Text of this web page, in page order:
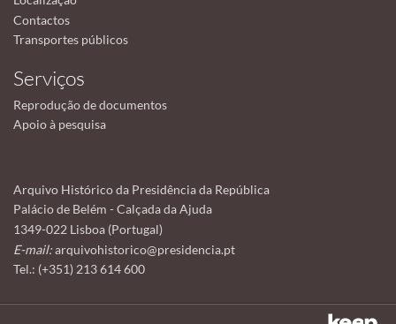
Contactos
Transportes públicos
Serviços
Reprodução de documentos
Apoio à pesquisa
Arquivo Histórico da Presidência da República
Palácio de Belém - Calçada da Ajuda
1349-022 Lisboa (Portugal)
E-mail:arquivohistorico@presidencia.pt
Tel.: (+351) 213 614 600